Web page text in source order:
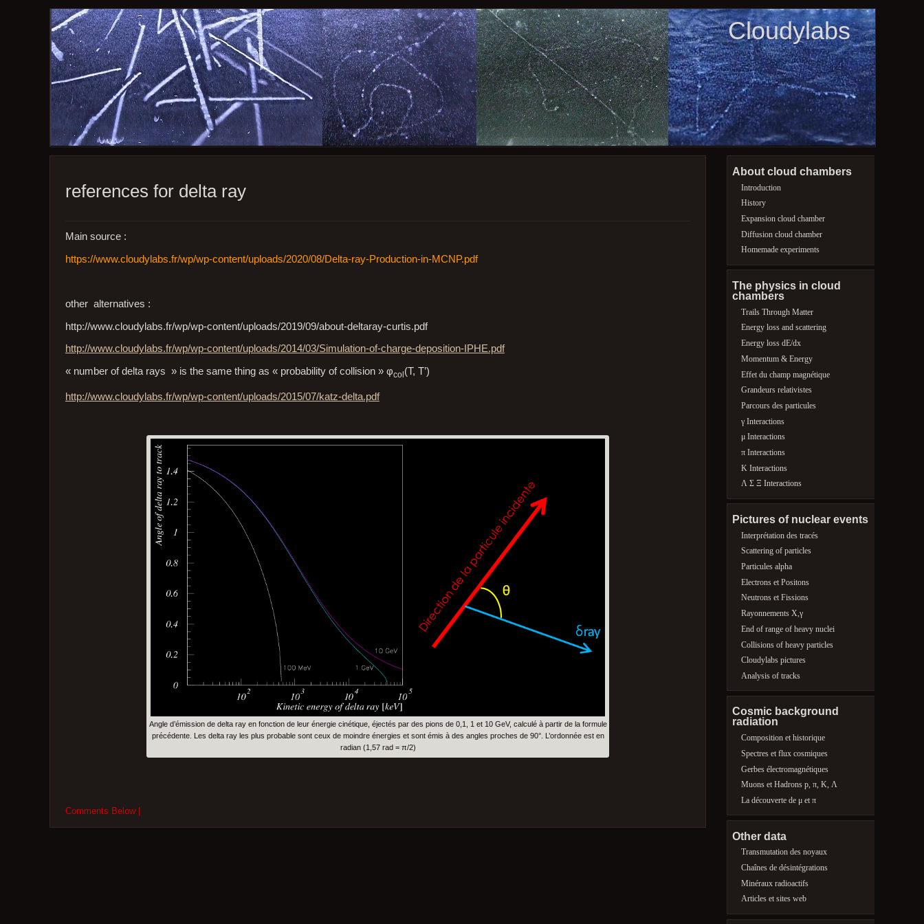
Cloudylabs
references for delta ray
Main source :
https://www.cloudylabs.fr/wp/wp-content/uploads/2020/08/Delta-ray-Production-in-MCNP.pdf
other alternatives :
http://www.cloudylabs.fr/wp/wp-content/uploads/2019/09/about-deltaray-curtis.pdf
http://www.cloudylabs.fr/wp/wp-content/uploads/2014/03/Simulation-of-charge-deposition-IPHE.pdf
« number of delta rays » is the same thing as « probability of collision » φcol(T, T’)
http://www.cloudylabs.fr/wp/wp-content/uploads/2015/07/katz-delta.pdf
Angle d’émission de delta ray en fonction de leur énergie cinétique, éjectés par des pions de 0,1, 1 et 10 GeV, calculé à partir de la formule
précédente. Les delta ray les plus probable sont ceux de moindre énergies et sont émis à des angles proches de 90°. L’ordonnée est en
radian (1,57 rad = π/2)
Comments Below |
About cloud chambers
Introduction
History
Expansion cloud chamber
Diffusion cloud chamber
Homemade experiments
The physics in cloud
chambers
Trails Through Matter
Energy loss and scattering
Energy loss dE/dx
Momentum & Energy
Effet du champ magnétique
Grandeurs relativistes
Parcours des particules
γ Interactions
μ Interactions
π Interactions
K Interactions
Λ Σ Ξ Interactions
Pictures of nuclear events
Interprétation des tracés
Scattering of particles
Particules alpha
Electrons et Positons
Neutrons et Fissions
Rayonnements X,γ
End of range of heavy nuclei
Collisions of heavy particles
Cloudylabs pictures
Analysis of tracks
Cosmic background
radiation
Composition et historique
Spectres et flux cosmiques
Gerbes électromagnétiques
Muons et Hadrons p, π, K, Λ
La découverte de μ et π
Other data
Transmutation des noyaux
Chaînes de désintégrations
Minéraux radioactifs
Articles et sites web